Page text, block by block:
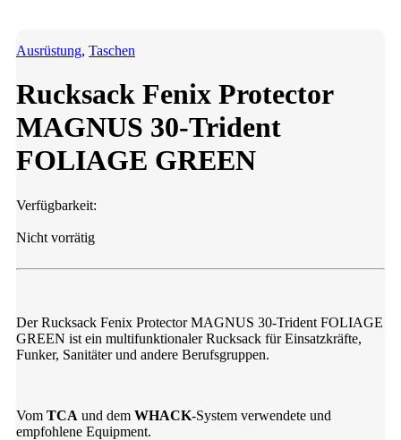
Ausrüstung, Taschen
Rucksack Fenix Protector
MAGNUS 30-Trident
FOLIAGE GREEN
Verfügbarkeit:
Nicht vorrätig
Der Rucksack Fenix Protector MAGNUS 30-Trident FOLIAGE
GREEN ist ein multifunktionaler Rucksack für Einsatzkräfte,
Funker, Sanitäter und andere Berufsgruppen.
Vom TCA und dem WHACK-System verwendete und
empfohlene Equipment.